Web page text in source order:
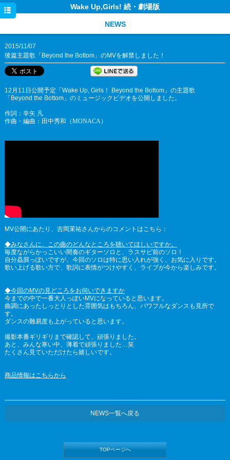
Wake Up,Girls! 続・劇場版
NEWS
2015/11/07
後篇主題歌「Beyond the Bottom」のMVを解禁しました！
12月11日公開予定「Wake Up, Girls！ Beyond the Bottom」の主題歌
「Beyond the Bottom」のミュージックビデオを公開しました。
作詞： 辛矢 凡
作曲・編曲： 田中秀和（MONACA）
MV公開にあたり、吉岡茉祐さんからのコメントはこちら：
◆みなさんに、この曲のどんなところを聴いてほしいですか。
毎度ながらかっこいい間奏のギターソロと、ラスサビ前のソロ！
自分贔屓っぽいですが、今回のソロは特に思い入れが強く、お気に入りです。
歌い上げる歌い方で、歌詞に表情がつけやすく、ライブが今から楽しみです。
◆今回のMVの見どころをお伺いできますか
今までの中で一番大人っぽいMVになっていると思います。
曲調にあったしっとりとした雰囲気はもちろん、パワフルなダンスも見所で
す。
ダンスの難易度も上がっていると思います。
撮影本番ギリギリまで確認して、頑張りました。
あと、みんな寒い中、薄着で頑張りました…笑
たくさん見ていただけたら嬉しいです。
商品情報はこちらから
NEWS一覧へ戻る
TOPページへ
INTRODUCTION & STORY
STAFF & CAST
CHARACTER
TICKET
TWITTER